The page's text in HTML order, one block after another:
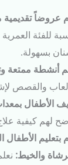
عروضاً تقديمية
للفئة
بسهولة.
أنشطة ممتعة
والقصص
الأطفال
لهم كيفية
بتعليم الأطفال
والخيط: